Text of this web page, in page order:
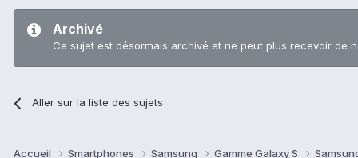
Archivé
Ce sujet est désormais archivé et ne peut plus recevoir de
Aller sur la liste des sujets
Accueil Smartphones Samsung Gamme Galaxy S